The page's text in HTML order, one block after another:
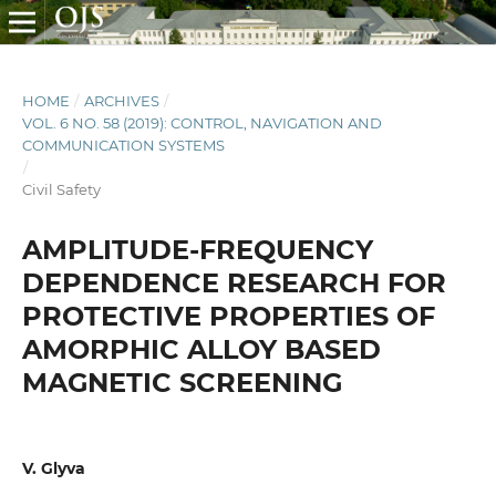
HOME / ARCHIVES /
VOL. 6 NO. 58 (2019): CONTROL, NAVIGATION AND
COMMUNICATION SYSTEMS
/
Civil Safety
AMPLITUDE-FREQUENCY
DEPENDENCE RESEARCH FOR
PROTECTIVE PROPERTIES OF
AMORPHIC ALLOY BASED
MAGNETIC SCREENING
V. Glyva